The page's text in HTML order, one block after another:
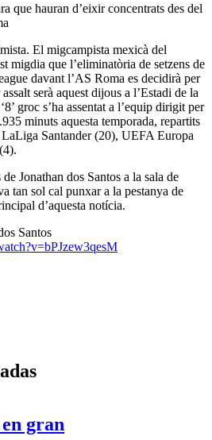
que hauran d’eixir concentrats des del
El migcampista mexicà del
migdia que l’eliminatòria de setzens de
davant l’AS Roma es decidirà per
serà aquest dijous a l’Estadi de la
groc s’ha assentat a l’equip dirigit per
minuts aquesta temporada, repartits
Santander (20), UEFA Europa
Jonathan dos Santos a la sala de
tan sol cal punxar a la pestanya de
d’aquesta notícia.
Santos
gran